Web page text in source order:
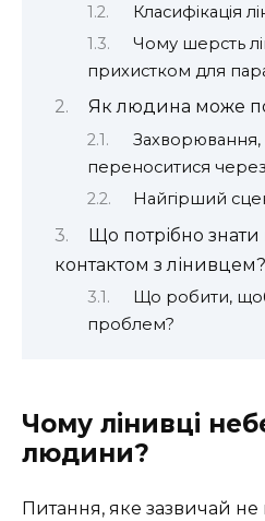
Класифікація
Чому шерсть
прихистком для
Як людина може
Захворювання,
переноситися через
Найгірший
Що потрібно
контактом з лінивцем?
Що робити,
проблем?
Чому лінивці
людини?
Питання, яке зазвичай